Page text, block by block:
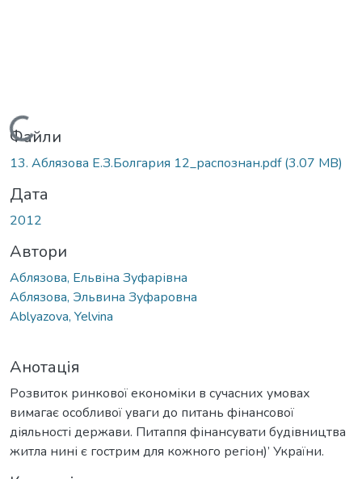
Вантажиться...
Файли
13. Аблязова Е.З.Болгария 12_распознан.pdf(3.07 MB)
Дата
2012
Автори
Аблязова, Ельвіна Зуфарівна
Аблязова, Эльвина Зуфаровна
Ablyazova, Yelvina
Анотація
Розвиток ринкової економіки в сучасних умовах
вимагає особливої уваги до питань фінансової
діяльності держави. Питаппя фінансувати будівництва
житла нині є гострим для кожного регіон)’ України.